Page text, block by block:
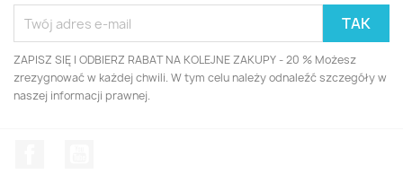
ZAPISZ SIĘ I ODBIERZ RABAT NA KOLEJNE ZAKUPY - 20 % Możesz
zrezygnować w każdej chwili. W tym celu należy odnaleźć szczegóły w
naszej informacji prawnej.